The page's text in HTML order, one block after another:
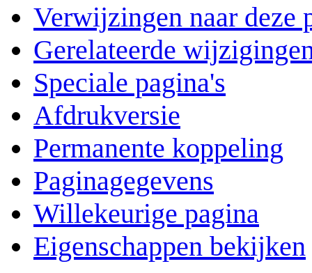
Verwijzingen naar deze
Gerelateerde
Speciale pagina's
Afdrukversie
Permanente koppeling
Paginagegevens
Willekeurige pagina
Eigenschappen bekijken